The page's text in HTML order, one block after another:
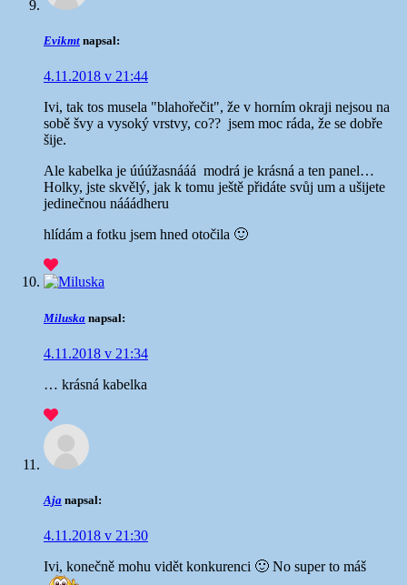
Evikmt napsal:
4.11.2018 v 21:44
Ivi, tak tos musela "blahořečit", že v horním okraji nejsou na
sobě švy a vysoký vrstvy, co?? jsem moc ráda, že se dobře
šije.
Ale kabelka je úúúžasnááá modrá je krásná a ten panel…
Holky, jste skvělý, jak k tomu ještě přidáte svůj um a ušijete
jedinečnou nááádheru
hlídám a fotku jsem hned otočila 🙂
Miluska napsal:
4.11.2018 v 21:34
… krásná kabelka
Aja napsal:
4.11.2018 v 21:30
Ivi, konečně mohu vidět konkurenci 🙂 No super to máš